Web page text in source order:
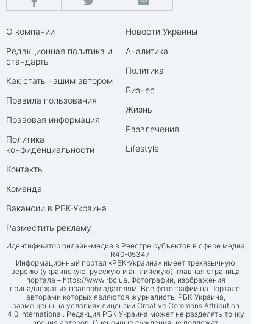
О компании
Редакционная политика и
стандарты
Как стать нашим автором
Правила пользования
Правовая информация
Политика
конфиденциальности
Контакты
Команда
Вакансии в РБК-Украина
Разместить рекламу
Новости Украины
Аналитика
Политика
Бизнес
Жизнь
Развлечения
Lifestyle
Идентификатор онлайн-медиа в Реестре субъектов в сфере медиа
— R40-05347
Информационный портал «РБК-Украина» имеет трехязычную
версию (украинскую, русскую и английскую), главная страница
портала – https://www.rbc.ua . Фотографии, изображения
принадлежат их правообладателям. Все фотографии на Портале,
авторами которых являются журналисты РБК-Украина,
размещены на условиях лицензии Creative Commons Attribution
4.0 International. Редакция РБК-Украина может не разделять точку